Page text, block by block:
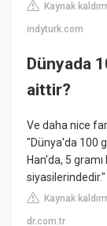
Kaynak
indyturk.com
Dünyada
aittir?
Ve daha nice
"Dünya'da 100
Han'da, 5
siyasilerindedir."
Kaynak
dr.com.tr